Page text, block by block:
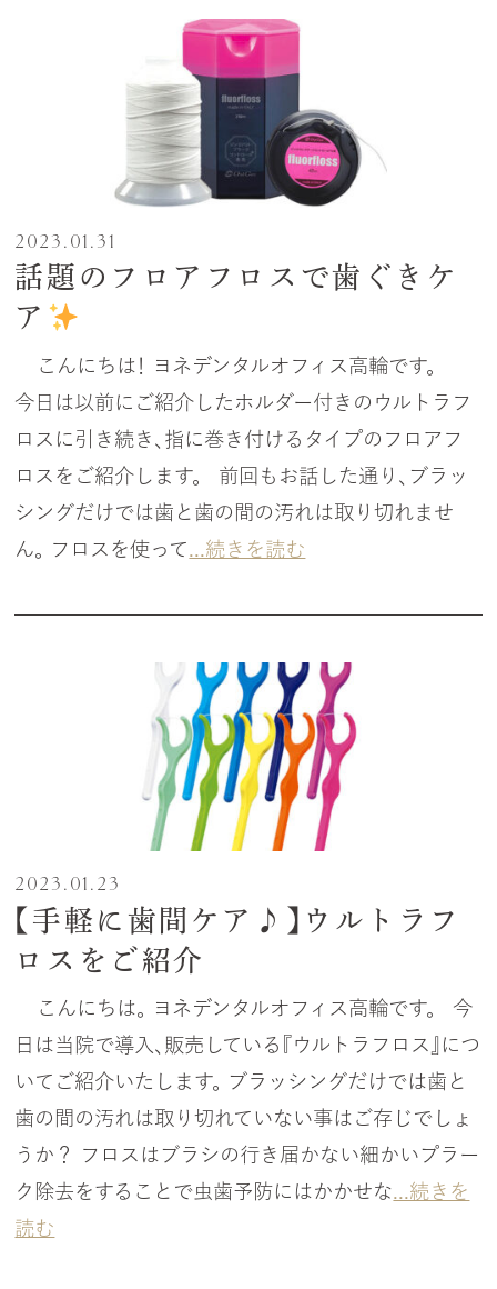
2023.01.31
話題のフロアフロスで歯ぐきケ
ア
こんにちは！ ヨネデンタルオフィス高輪です。
今日は以前にご紹介したホルダー付きのウルトラフ
ロスに引き続き、指に巻き付けるタイプのフロアフ
ロスをご紹介します。 前回もお話した通り、ブラッ
シングだけでは歯と歯の間の汚れは取り切れませ
ん。 フロスを使って
...続きを読む
2023.01.23
【手軽に歯間ケア♪】ウルトラフ
ロスをご紹介
こんにちは。 ヨネデンタルオフィス高輪です。 今
日は当院で導入、販売している『ウルトラフロス』につ
いてご紹介いたします。 ブラッシングだけでは歯と
歯の間の汚れは取り切れていない事はご存じでしょ
うか？ フロスはブラシの行き届かない細かいプラー
ク除去をすることで虫歯予防にはかかせな ...続きを
読む